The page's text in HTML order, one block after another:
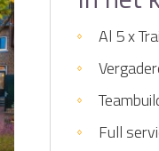
Al 5 x
Full